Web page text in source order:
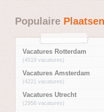
PopulairePlaatsen
Vacatures Rotterdam
(4519 vacatures)
Vacatures Amsterdam
(4221 vacatures)
Vacatures Utrecht
(2958 vacatures)